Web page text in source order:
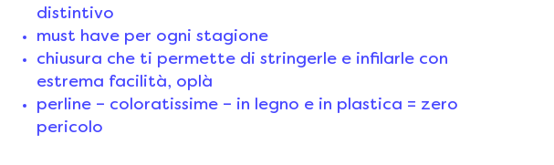
distintivo
must have per ogni stagione
chiusura che ti permette di stringerle e infilarle con
estrema facilità, oplà
perline – coloratissime – in legno e in plastica = zero
pericolo